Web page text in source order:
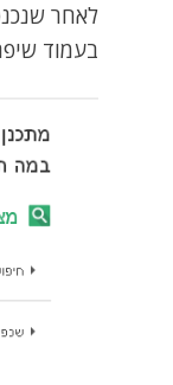
לאחר
בעמוד